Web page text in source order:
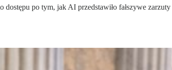
po tym, jak AI przedstawiło fałszywe